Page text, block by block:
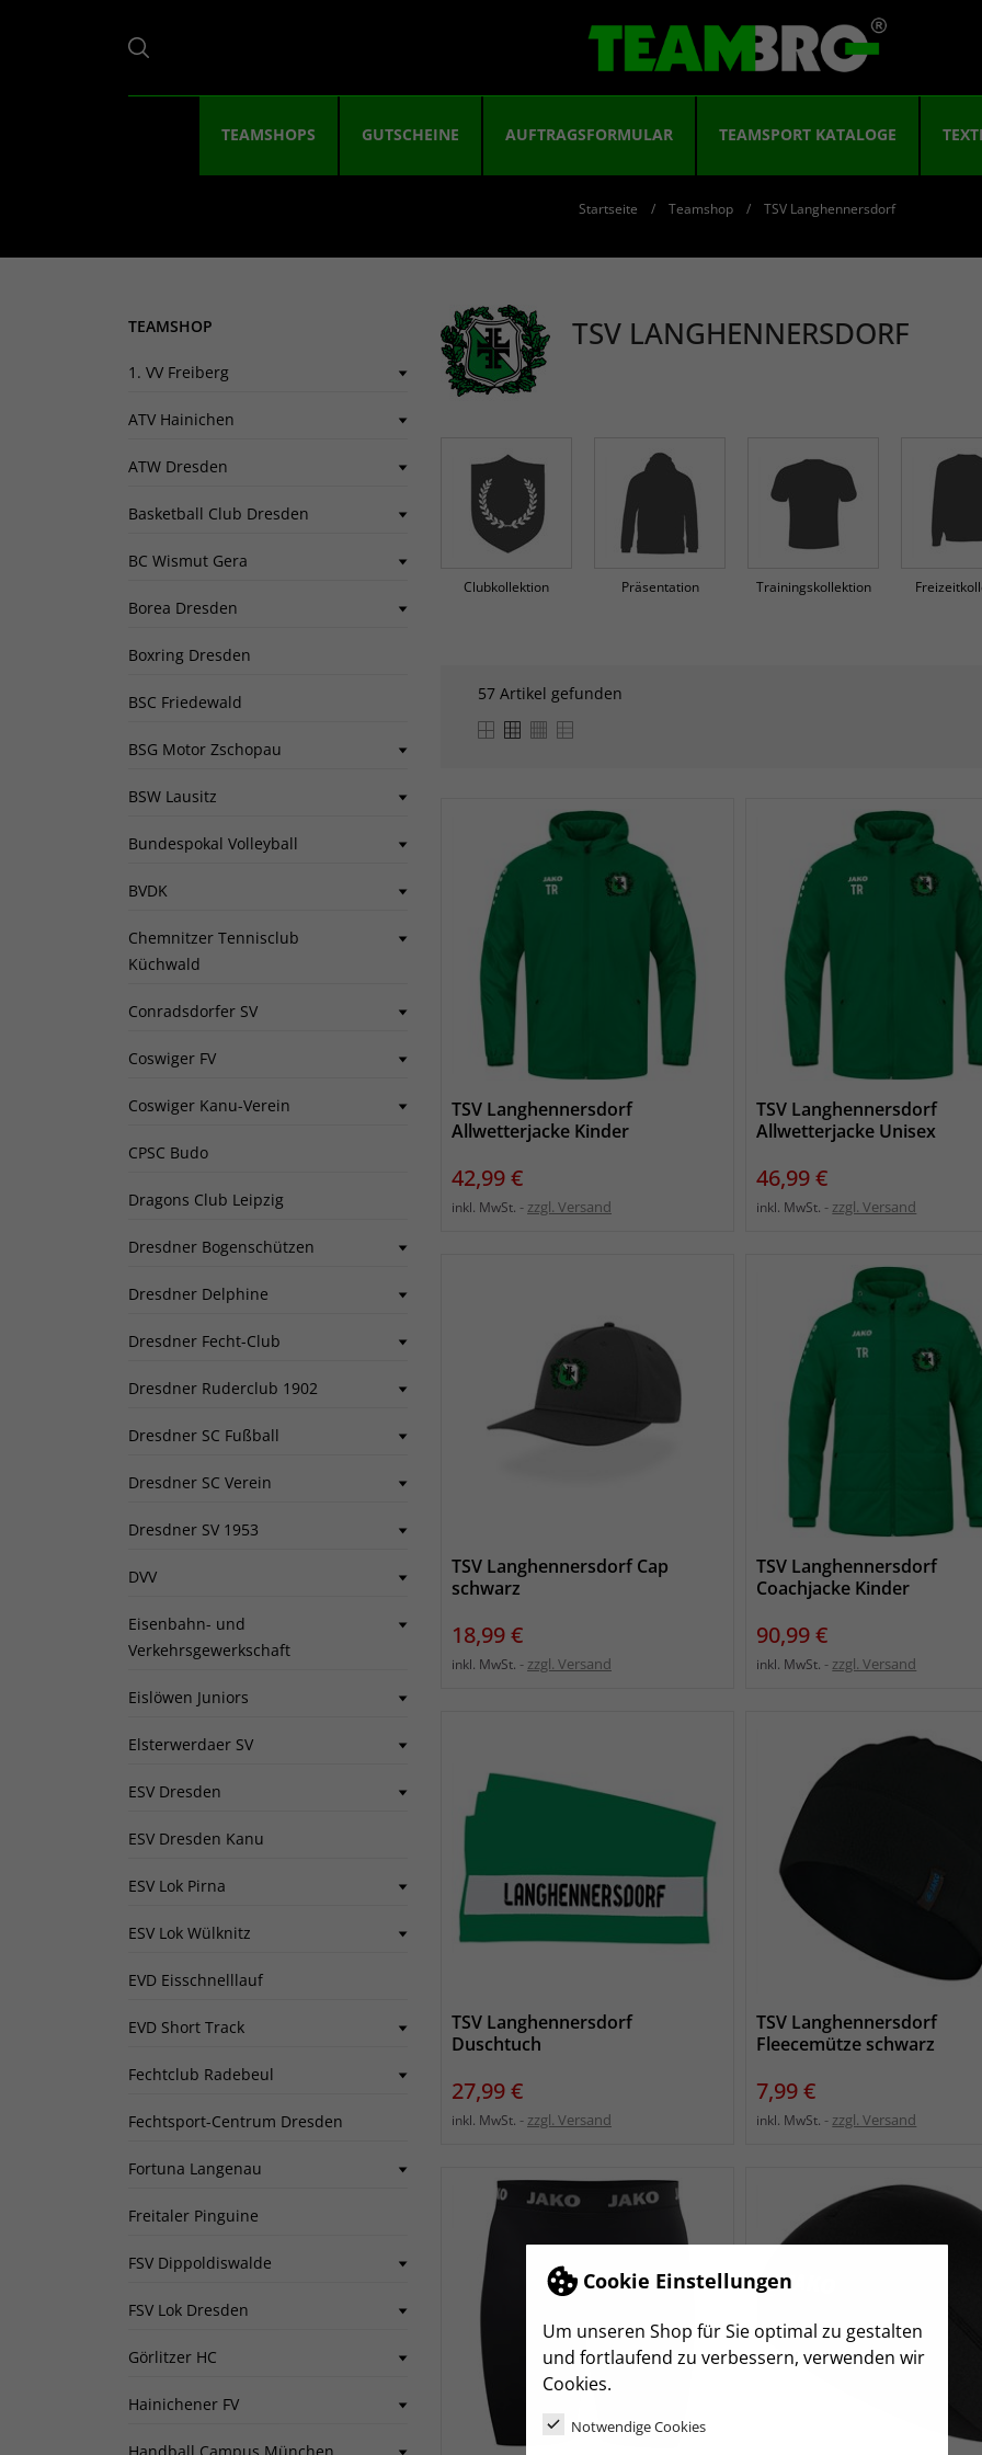
Cookie Einstellungen
Um unseren Shop für Sie optimal zu gestalten
und fortlaufend zu verbessern, verwenden wir
Cookies.
Notwendige Cookies
TEAMSHOPS GUTSCHEINE AUFTRAGSFORMULAR TEAMSPORT KATALOGE
Startseite Teamshop TSV Langhennersdorf
TEAMSHOP
1. VV Freiberg
ATV Hainichen
ATW Dresden
Basketball Club Dresden
BC Wismut Gera
Borea Dresden
Boxring Dresden
BSC Friedewald
BSG Motor Zschopau
BSW Lausitz
Bundespokal Volleyball
BVDK
Chemnitzer Tennisclub
Küchwald
Conradsdorfer SV
Coswiger FV
Coswiger Kanu-Verein
CPSC Budo
Dragons Club Leipzig
Dresdner Bogenschützen
Dresdner Delphine
Dresdner Fecht-Club
Dresdner Ruderclub 1902
Dresdner SC Fußball
Dresdner SC Verein
Dresdner SV 1953
DVV
Eisenbahn- und
Verkehrsgewerkschaft
Eislöwen Juniors
Elsterwerdaer SV
ESV Dresden
ESV Dresden Kanu
ESV Lok Pirna
ESV Lok Wülknitz
EVD Eisschnelllauf
EVD Short Track
Fechtclub Radebeul
Fechtsport-Centrum Dresden
Fortuna Langenau
Freitaler Pinguine
FSV Dippoldiswalde
FSV Lok Dresden
Görlitzer HC
Hainichener FV
TSV LANGHENNERSDORF
Clubkollektion Präsentation Trainingskollektion
57 Artikel gefunden
TSV Langhennersdorf
Allwetterjacke Kinder
Preis
42,99 €
inkl. MwSt. zzgl. Versand
TSV Langhennersdorf
Allwetterjacke Unisex
Preis
46,99 €
inkl. MwSt. zzgl. Versand
TSV Langhennersdorf Cap
schwarz
Preis
18,99 €
inkl. MwSt. zzgl. Versand
TSV Langhennersdorf
Coachjacke Kinder
Preis
90,99 €
inkl. MwSt. zzgl. Versand
TSV Langhennersdorf
Duschtuch
Preis
27,99 €
inkl. MwSt. zzgl. Versand
TSV Langhennersdorf
Fleecemütze schwarz
Preis
7,99 €
inkl. MwSt. zzgl. Versand